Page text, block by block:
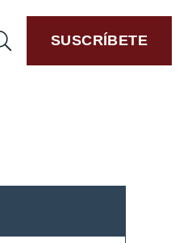
SUSCRÍBETE